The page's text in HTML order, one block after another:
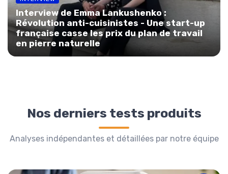
Interview de Emma Lankushenko :
Révolution anti-cuisinistes - Une start-up
française casse les prix du plan de travail
en pierre naturelle
Nos derniers tests produits
Analyses indépendantes et détaillées par notre équipe